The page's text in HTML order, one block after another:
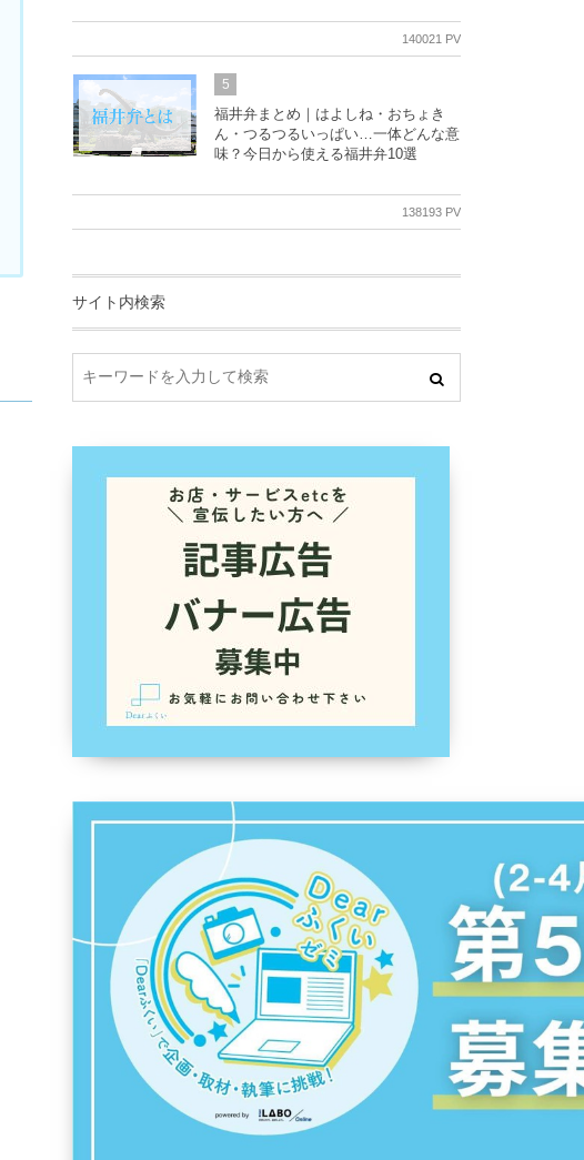
140021 PV
5
福井弁まとめ｜はよしね・おちょき
ん・つるつるいっぱい…一体どんな意
味？今日から使える福井弁10選
138193 PV
サイト内検索